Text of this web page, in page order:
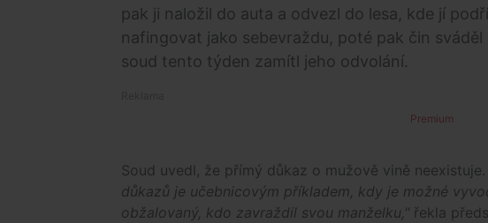
pak ji naložil do auta a odvezl do lesa, kde jí
nafingovat jako sebevraždu, poté pak čin
soud tento týden zamítl jeho odvolání.
Premium
Soud uvedl, že přímý důkaz o mužově vině neexistuje.
důkazů je učebnicovým příkladem, kdy je možné
obžalovaný, kdo zavraždil svou manželku," řekla